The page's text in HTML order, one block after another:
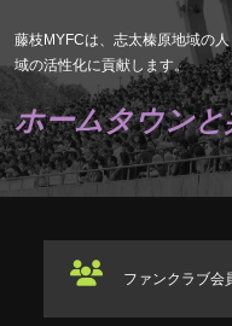
藤枝MYFCは、志太榛原地域の
域の活性化に貢献します。
ホームタウンと
ファンクラブ会